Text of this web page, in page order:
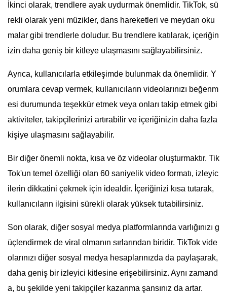
İkinci olarak, trendlere ayak uydurmak önemlidir. TikTok, sü
rekli olarak yeni müzikler, dans hareketleri ve meydan oku
malar gibi trendlerle doludur. Bu trendlere katılarak, içeriğin
izin daha geniş bir kitleye ulaşmasını sağlayabilirsiniz.
Ayrıca, kullanıcılarla etkileşimde bulunmak da önemlidir. Y
orumlara cevap vermek, kullanıcıların videolarınızı beğenm
esi durumunda teşekkür etmek veya onları takip etmek gibi
aktiviteler, takipçilerinizi artırabilir ve içeriğinizin daha fazla
kişiye ulaşmasını sağlayabilir.
Bir diğer önemli nokta, kısa ve öz videolar oluşturmaktır. Tik
Tok'un temel özelliği olan 60 saniyelik video formatı, izleyic
ilerin dikkatini çekmek için idealdir. İçeriğinizi kısa tutarak,
kullanıcıların ilgisini sürekli olarak yüksek tutabilirsiniz.
Son olarak, diğer sosyal medya platformlarında varlığınızı g
üçlendirmek de viral olmanın sırlarından biridir. TikTok vide
olarınızı diğer sosyal medya hesaplarınızda da paylaşarak,
daha geniş bir izleyici kitlesine erişebilirsiniz. Aynı zamand
a, bu şekilde yeni takipçiler kazanma şansınız da artar.